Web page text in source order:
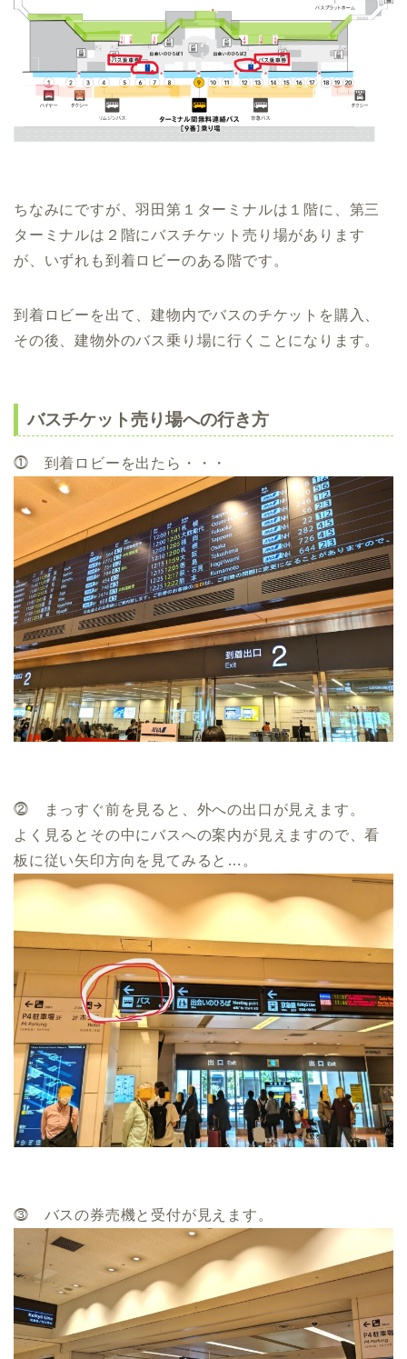
ちなみにですが、羽田第１ターミナルは１階に、第三
ターミナルは２階にバスチケット売り場があります
が、いずれも到着ロビーのある階です。
到着ロビーを出て、建物内でバスのチケットを購入、
その後、建物外のバス乗り場に行くことになります。
バスチケット売り場への行き方
⓵ 到着ロビーを出たら・・・
⓶ まっすぐ前を見ると、外への出口が見えます。
よく見るとその中にバスへの案内が見えますので、看
板に従い矢印方向を見てみると…。
⓷ バスの券売機と受付が見えます。